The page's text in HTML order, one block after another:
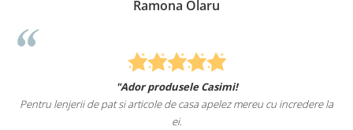
Ramona Olaru
"Ador produsele Casimi!
Pentru lenjerii de pat si articole de casa apelez mereu cu incredere la
ei.